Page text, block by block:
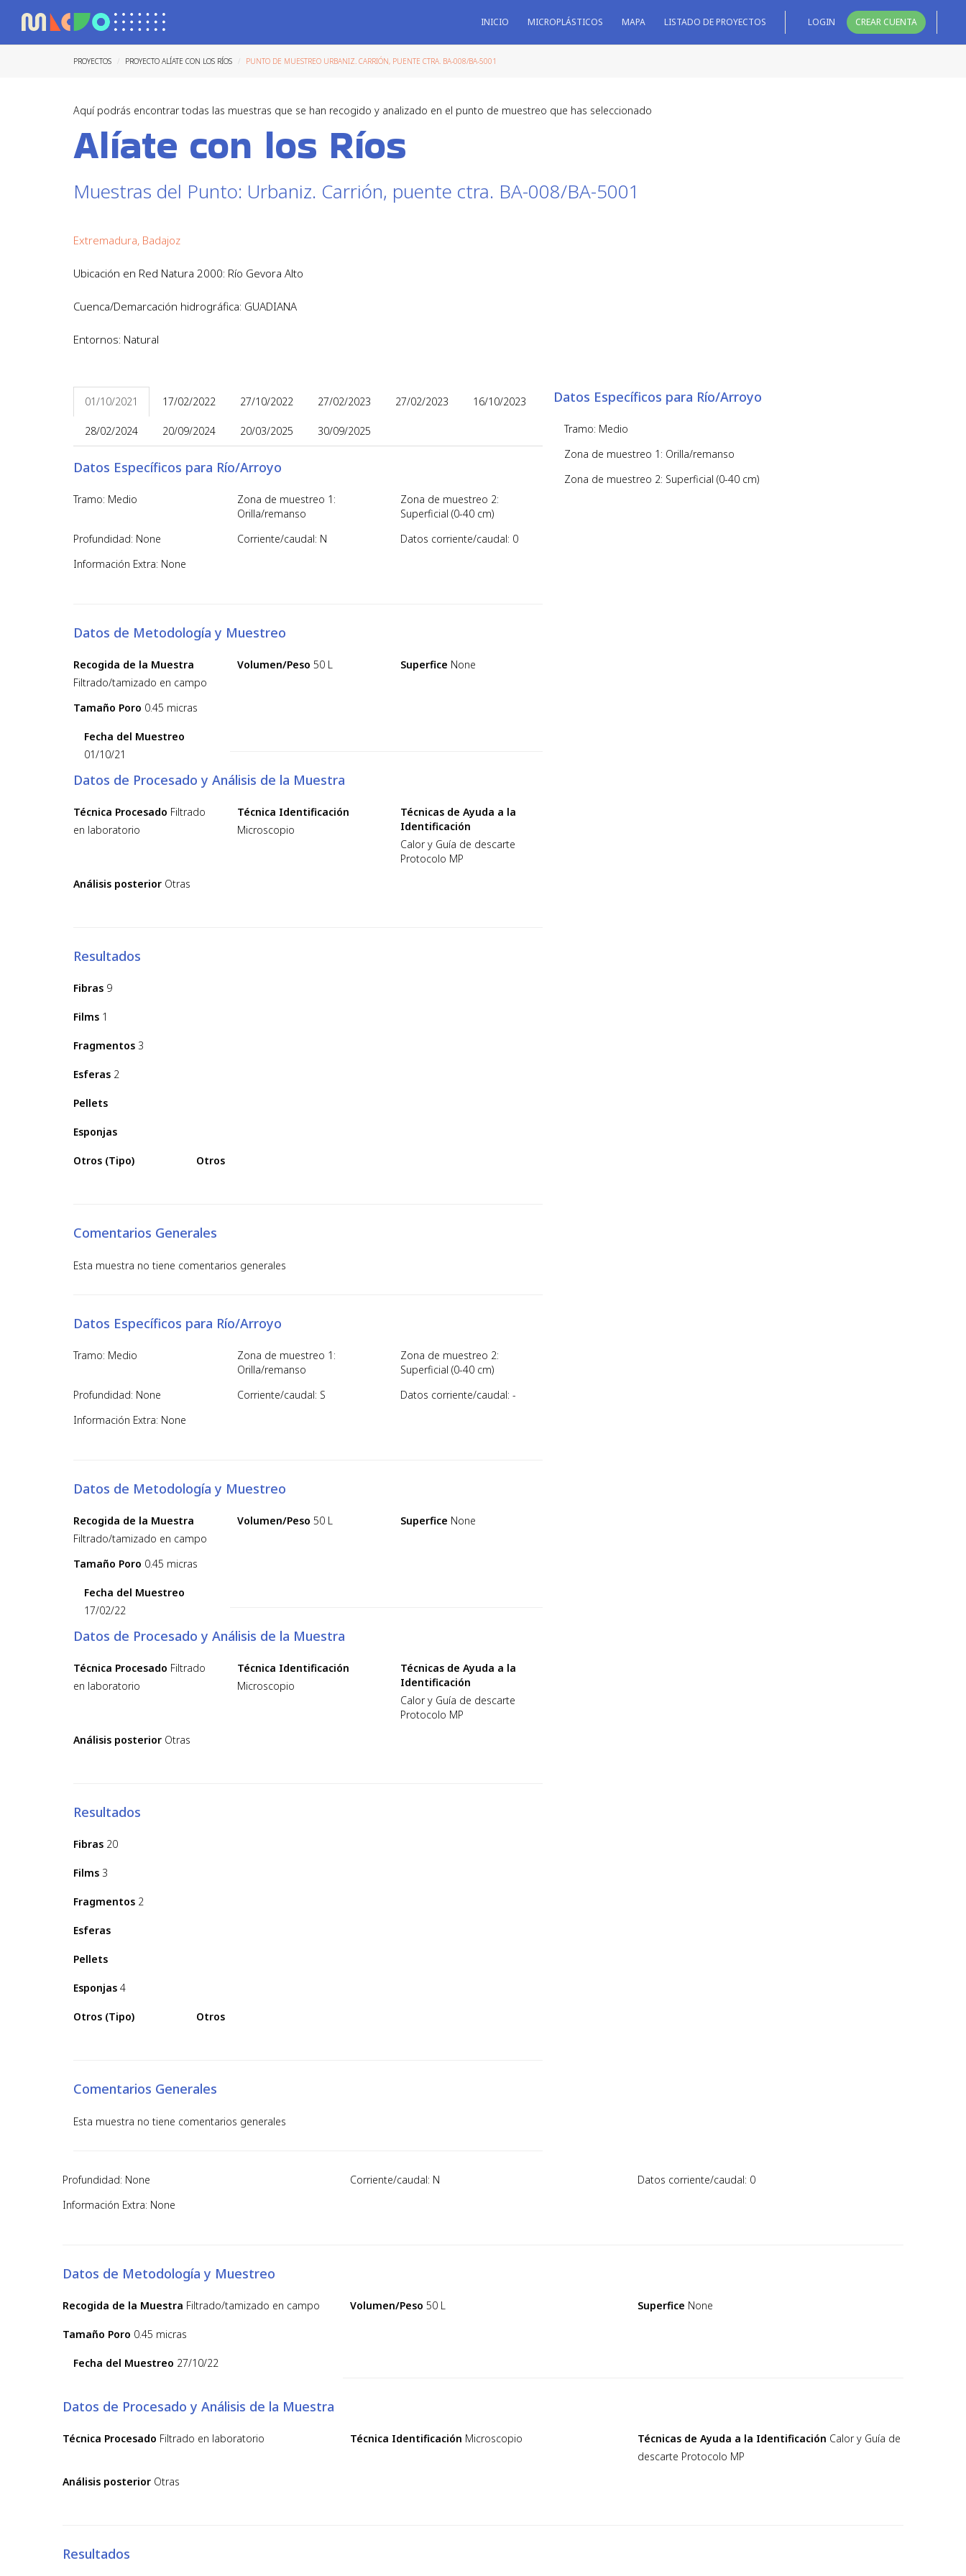
INICIO MICROPLÁSTICOS MAPA LISTADO DE PROYECTOS LOGIN CREAR CUENTA
PROYECTOS PROYECTO ALÍATE CON LOS RÍOS PUNTO DE MUESTREO URBANIZ. CARRIÓN, PUENTE CTRA. BA-008/BA-5001
Aquí podrás encontrar todas las muestras que se han recogido y analizado en el punto de muestreo que has seleccionado
Alíate con los Ríos
Muestras del Punto: Urbaniz. Carrión, puente ctra. BA-008/BA-5001
Extremadura, Badajoz
Ubicación en Red Natura 2000: Río Gevora Alto
Cuenca/Demarcación hidrográfica: GUADIANA
Entornos: Natural
01/10/2021 17/02/2022 27/10/2022 27/02/2023 27/02/2023 16/10/2023
28/02/2024 20/09/2024 20/03/2025 30/09/2025
Datos Específicos para Río/Arroyo
Tramo: Medio
Zona de muestreo 1:
Orilla/remanso
Zona de muestreo 2:
Superficial (0-40 cm)
Profundidad: None
Corriente/caudal: N
Datos corriente/caudal: 0
Información Extra: None
Datos de Metodología y Muestreo
Recogida de la Muestra
Filtrado/tamizado en campo
Volumen/Peso 50 L Superfice None
Tamaño Poro 0.45 micras
Fecha del Muestreo
01/10/21
Datos de Procesado y Análisis de la Muestra
Técnica Procesado Filtrado
en laboratorio
Técnica Identificación
Microscopio
Técnicas de Ayuda a la
Identificación
Calor y Guía de descarte
Protocolo MP
Análisis posterior Otras
Resultados
Fibras 9
Films 1
Fragmentos 3
Esferas 2
Pellets
Esponjas
Otros (Tipo) Otros
Comentarios Generales
Esta muestra no tiene comentarios generales
Datos Específicos para Río/Arroyo
Tramo: Medio
Zona de muestreo 1:
Orilla/remanso
Zona de muestreo 2:
Superficial (0-40 cm)
Profundidad: None
Corriente/caudal: S
Datos corriente/caudal: -
Información Extra: None
Datos de Metodología y Muestreo
Recogida de la Muestra
Filtrado/tamizado en campo
Volumen/Peso 50 L Superfice None
Tamaño Poro 0.45 micras
Fecha del Muestreo
17/02/22
Datos de Procesado y Análisis de la Muestra
Técnica Procesado Filtrado
en laboratorio
Técnica Identificación
Microscopio
Técnicas de Ayuda a la
Identificación
Calor y Guía de descarte
Protocolo MP
Análisis posterior Otras
Resultados
Fibras 20
Films 3
Fragmentos 2
Esferas
Pellets
Esponjas 4
Otros (Tipo) Otros
Comentarios Generales
Esta muestra no tiene comentarios generales
Datos Específicos para Río/Arroyo
Tramo: Medio
Zona de muestreo 1: Orilla/remanso
Zona de muestreo 2: Superficial (0-40 cm)
Profundidad: None Corriente/caudal: N
Datos corriente/caudal: 0
Información Extra: None
Datos de Metodología y Muestreo
Recogida de la Muestra Filtrado/tamizado en campo Volumen/Peso 50 L Superfice None
Tamaño Poro 0.45 micras
Fecha del Muestreo 27/10/22
Datos de Procesado y Análisis de la Muestra
Técnica Procesado Filtrado en laboratorio Técnica Identificación Microscopio Técnicas de Ayuda a la Identificación Calor y Guía de
descarte Protocolo MP
Análisis posterior Otras
Resultados